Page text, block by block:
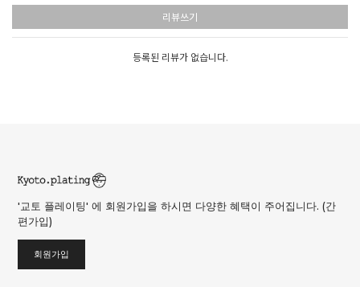
리뷰쓰기
등록된 리뷰가 없습니다.
'교토 플레이팅' 에 회원가입을 하시면 다양한 혜택이 주어집니다. (간
편가입)
회원가입